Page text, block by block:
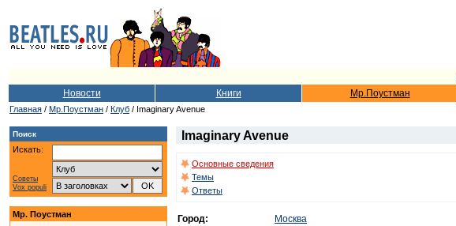
Новости Книги Мр.Поустман
Главная / Мр.Поустман / Клуб / Imaginary Avenue
Поиск
Искать:
Советы
Vox populi
Мр. Поустман
Imaginary Avenue
Основные сведения
Темы
Ответы
Город:
Москва